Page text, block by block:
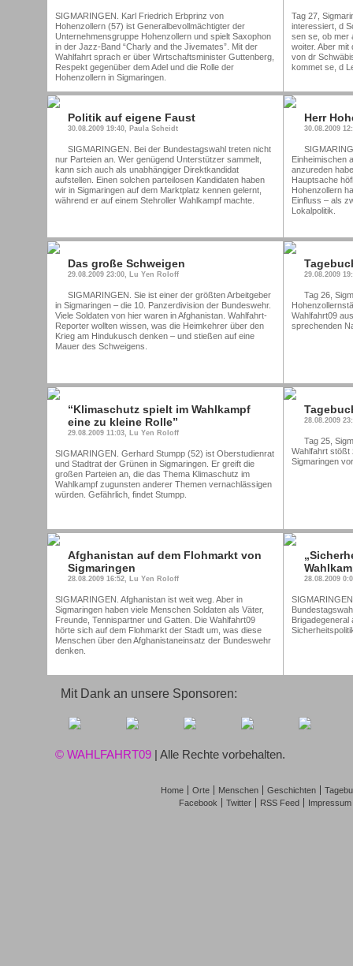
SIGMARINGEN. Karl Friedrich Erbprinz von
Hohenzollern (57) ist Generalbevollmächtigter der
Unternehmensgruppe Hohenzollern und spielt Saxophon
in der Jazz-Band “Charly and the Jivemates”. Mit der
Wahlfahrt sprach er über Wirtschaftsminister Guttenberg,
Respekt gegenüber dem Adel und die Rolle der
Hohenzollern in Sigmaringen.
Tag 27,
interessiert, d
sen se, ob mer
woiter. Aber
von dr
kommet se, d
Politik auf eigene Faust
30.08.2009 19:40, Paula Scheidt
SIGMARINGEN. Bei der Bundestagswahl treten nicht
nur Parteien an. Wer genügend Unterstützer sammelt,
kann sich auch als unabhängiger Direktkandidat
aufstellen. Einen solchen parteilosen Kandidaten haben
wir in Sigmaringen auf dem Marktplatz kennen gelernt,
während er auf einem Stehroller Wahlkampf machte.
Herr
30.08.2009
Einheimischen
anzureden
Hauptsache
Hohenzollern
Einfluss – als
Lokalpolitik.
Das große Schweigen
29.08.2009 23:00, Lu Yen Roloff
SIGMARINGEN. Sie ist einer der größten Arbeitgeber
in Sigmaringen – die 10. Panzerdivision der Bundeswehr.
Viele Soldaten von hier waren in Afghanistan. Wahlfahrt-
Reporter wollten wissen, was die Heimkehrer über den
Krieg am Hindukusch denken – und stießen auf eine
Mauer des Schweigens.
29.08.2009
Tag 26,
Wahlfahrt09
sprechenden
“Klimaschutz spielt im Wahlkampf
eine zu kleine Rolle”
29.08.2009 11:03, Lu Yen Roloff
SIGMARINGEN. Gerhard Stumpp (52) ist Oberstudienrat
und Stadtrat der Grünen in Sigmaringen. Er greift die
großen Parteien an, die das Thema Klimaschutz im
Wahlkampf zugunsten anderer Themen vernachlässigen
würden. Gefährlich, findet Stumpp.
28.08.2009
Tag 25,
Wahlfahrt stößt
Sigmaringen
Afghanistan auf dem Flohmarkt von
Sigmaringen
28.08.2009 16:52, Lu Yen Roloff
SIGMARINGEN. Afghanistan ist weit weg. Aber in
Sigmaringen haben viele Menschen Soldaten als Väter,
Freunde, Tennispartner und Gatten. Die Wahlfahrt09
hörte sich auf dem Flohmarkt der Stadt um, was diese
Menschen über den Afghanistaneinsatz der Bundeswehr
denken.
28.08.2009
Brigadegeneral
Mit Dank an unsere Sponsoren:
© WAHLFAHRT09 | Alle Rechte vorbehalten.
Home Orte Menschen Geschichten
Facebook
Twitter RSS Feed Impressum